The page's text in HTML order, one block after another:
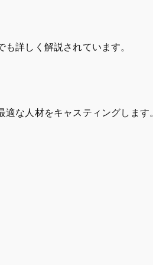
詳しく解説されています。
な人材をキャスティングします。